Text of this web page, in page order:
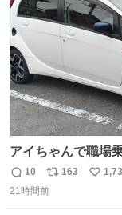
アイちゃんで職場
たの嬉しすぎる。
っぽく見えるってことよ。 令和の車の横
返
信
10
リ
ポ
163
い
21時間前